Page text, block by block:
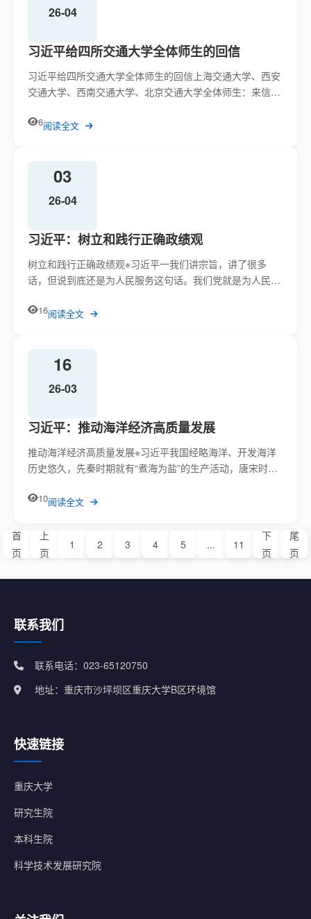
26-04
习近平给四所交通大学全体师生的回信
习近平给四所交通大学全体师生的回信上海交通大学、西安
交通大学、西南交通大学、北京交通大学全体师生：来信收
6阅读全文
03
26-04
习近平：树立和践行正确政绩观
​树立和践行正确政绩观※习近平一我们讲宗旨，讲了很多
话，但说到底还是为人民服务这句话。我们党就是为人民服
16阅读全文
16
26-03
习近平：推动海洋经济高质量发展
推动海洋经济高质量发展※习近平我国经略海洋、开发海洋
历史悠久，先秦时期就有“煮海为盐”的生产活动，唐宋时期
10阅读全文
首
页
上
页
1 2 3 4 5 ... 11
下
页
尾
页
联系我们
联系电话：023-65120750
地址：重庆市沙坪坝区重庆大学B区环境馆
快速链接
重庆大学
研究生院
本科生院
科学技术发展研究院